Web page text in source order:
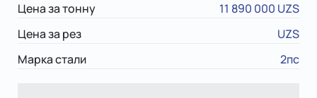
Цена за тонну
11 890 000 UZS
Цена за рез
UZS
Марка стали
2пс